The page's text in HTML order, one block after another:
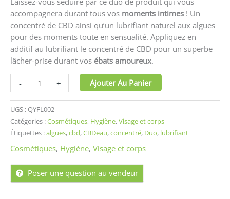
accompagnera durant tous vos moments intimes ! Un
concentré de CBD ainsi qu’un lubrifiant naturel aux algues
pour des moments toute en sensualité. Appliquez en
additif au lubrifiant le concentré de CBD pour un superbe
lâcher-prise durant vos ébats amoureux.
- + Ajouter Au Panier
UGS : QYFL002
Catégories :Cosmétiques, Hygiène,Visage et corps
Étiquettes :algues,cbd,CBDeau,concentré, Duo, lubrifiant
Cosmétiques, Hygiène, Visage et corps
Poser une question au vendeur